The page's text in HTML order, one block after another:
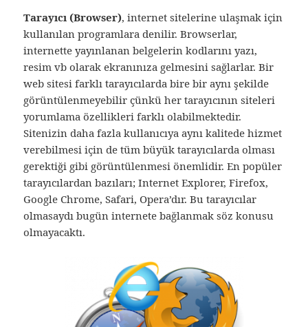
Tarayıcı (Browser), internet sitelerine ulaşmak için
kullanılan programlara denilir. Browserlar,
internette yayınlanan belgelerin kodlarını yazı,
resim vb olarak ekranınıza gelmesini sağlarlar. Bir
web sitesi farklı tarayıcılarda bire bir aynı şekilde
görüntülenmeyebilir çünkü her tarayıcının siteleri
yorumlama özellikleri farklı olabilmektedir.
Sitenizin daha fazla kullanıcıya aynı kalitede hizmet
verebilmesi için de tüm büyük tarayıcılarda olması
gerektiği gibi görüntülenmesi önemlidir. En popüler
tarayıcılardan bazıları; Internet Explorer, Firefox,
Google Chrome, Safari, Opera’dır. Bu tarayıcılar
olmasaydı bugün internete bağlanmak söz konusu
olmayacaktı.